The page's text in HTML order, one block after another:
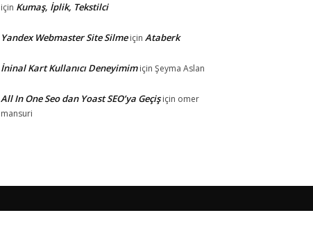
için Kumaş, İplik, Tekstilci
Yandex Webmaster Site Silmeiçin Ataberk
İninal Kart Kullanıcı Deneyimimiçin Şeyma Aslan
All In One Seo dan Yoast SEO’ya Geçişiçin omer
mansuri